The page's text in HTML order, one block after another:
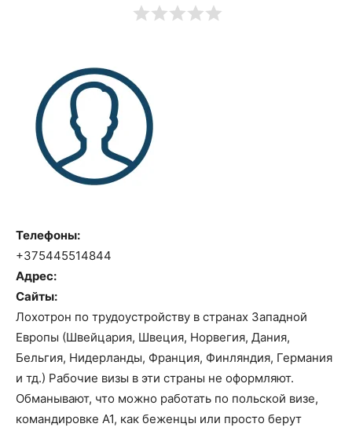
Телефоны:
+375445514844
Адрес:
Сайты:
Лохотрон по трудоустройству в странах Западной
Европы (Швейцария, Швеция, Норвегия, Дания,
Бельгия, Нидерланды, Франция, Финляндия, Германия
и тд.) Рабочие визы в эти страны не оформляют.
Обманывают, что можно работать по польской визе,
командировке А1, как беженцы или просто берут